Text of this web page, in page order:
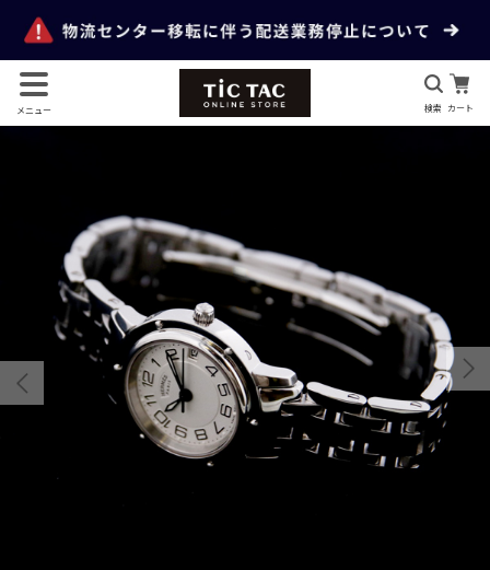
メニュー 検索 カート